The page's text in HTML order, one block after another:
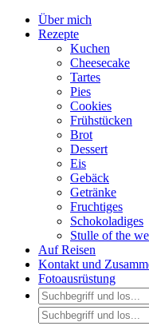
Über mich
Rezepte
Kuchen
Cheesecake
Tartes
Pies
Cookies
Frühstücken
Brot
Dessert
Eis
Gebäck
Getränke
Fruchtiges
Schokoladiges
Stulle of the
Auf Reisen
Kontakt und
Fotoausrüstung